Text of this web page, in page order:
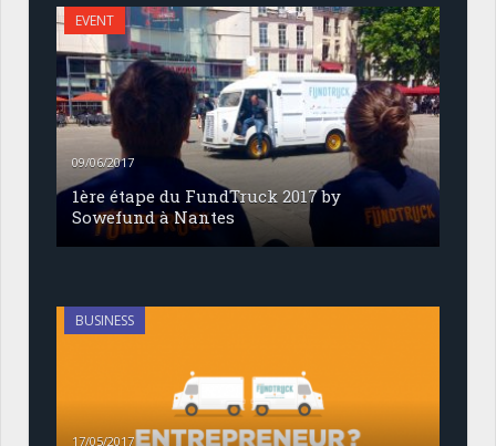
EVENT
09/06/2017
1ère étape du FundTruck 2017 by
Sowefund à Nantes
BUSINESS
17/05/2017